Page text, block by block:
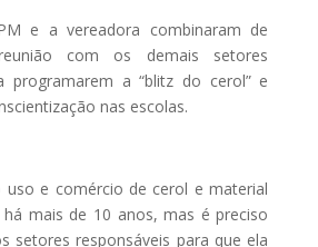
e a vereadora combinaram de
com os demais setores
programarem a “blitz do cerol” e
nas escolas.
uso e comércio de cerol e material
mais de 10 anos, mas é preciso
setores responsáveis para que ela